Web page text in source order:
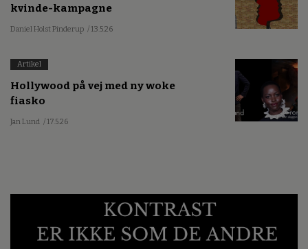
kvinde-kampagne
Daniel Holst Pinderup / 13.5.26
Artikel
Hollywood på vej med ny woke
fiasko
Jan Lund / 17.5.26